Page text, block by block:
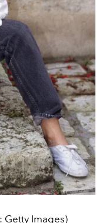
Getty Images)